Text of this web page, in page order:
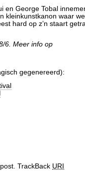
en George Tobal
kleinkunstkanon waar
hard op z’n staart
6. Meer info op
gegenereerd):
TrackBack URI